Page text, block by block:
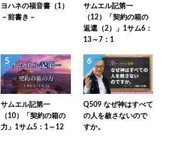
ヨハネの福音書（1）
－前書き－
サムエル記第一
（12）「契約の箱の
返還（2）」1サム6：
13～7：1
5
サムエル記第一
（10）「契約の箱の
力」1サム5：1～12
6
Q509 なぜ神はすべて
の人を赦さないので
すか。